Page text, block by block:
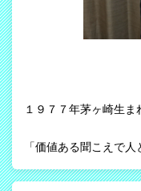
１９７７年茅ヶ崎生ま
「価値ある聞こえで人